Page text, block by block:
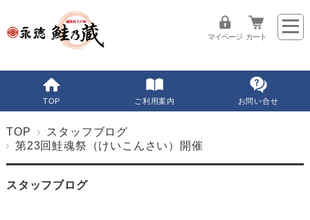
マイページ カート
TOP ご利用案内 お問い合せ
TOP
スタッフブログ
第23回鮭魂祭（けいこんさい）開催
スタッフブログ